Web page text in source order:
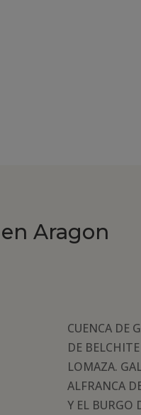
Aragon
CUENCA DE
DE
LOMAZA.
ALFRANCA
Y EL BURGO